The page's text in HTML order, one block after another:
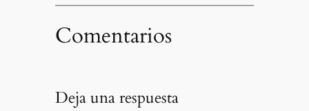
Comentarios
Deja una respuesta